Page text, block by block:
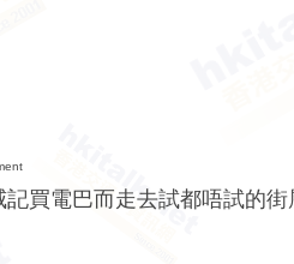
買電巴而走去試都唔試的